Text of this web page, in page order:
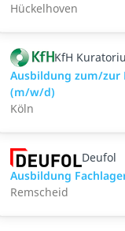
Hückelhoven
KfH
Ausbildung zum/zur
(m/w/d)
Köln
Deufol
Ausbildung
Remscheid